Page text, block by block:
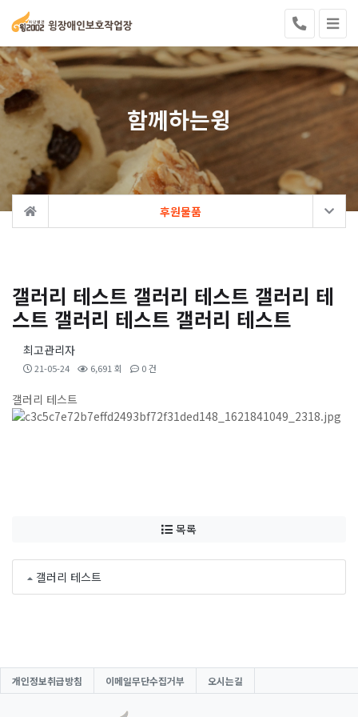
함께하는윙
후원물품
갤러리 테스트 갤러리 테스트 갤러리 테
스트 갤러리 테스트 갤러리 테스트
최고관리자
21-05-24 6,691 회 0 건
갤러리 테스트
목록
갤러리 테스트
개인정보취급방침 이메일무단수집거부 오시는길